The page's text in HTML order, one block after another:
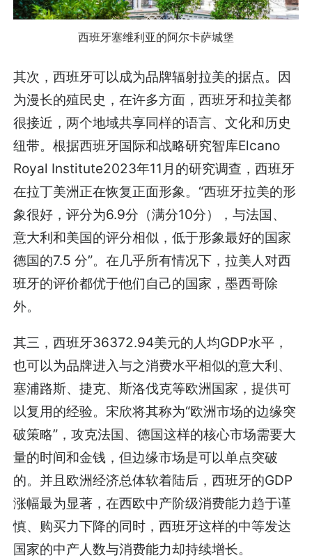
西班牙塞维利亚的阿尔卡萨城堡
其次，西班牙可以成为品牌辐射拉美的据点。因
为漫长的殖民史，在许多方面，西班牙和拉美都
很接近，两个地域共享同样的语言、文化和历史
纽带。根据西班牙国际和战略研究智库Elcano
Royal Institute2023年11月的研究调查，西班牙
在拉丁美洲正在恢复正面形象。“西班牙拉美的形
象很好，评分为6.9分（满分10分），与法国、
意大利和美国的评分相似，低于形象最好的国家
德国的7.5 分”。在几乎所有情况下，拉美人对西
班牙的评价都优于他们自己的国家，墨西哥除
外。
其三，西班牙36372.94美元的人均GDP水平，
也可以为品牌进入与之消费水平相似的意大利、
塞浦路斯、捷克、斯洛伐克等欧洲国家，提供可
以复用的经验。宋欣将其称为“欧洲市场的边缘突
破策略”，攻克法国、德国这样的核心市场需要大
量的时间和金钱，但边缘市场是可以单点突破
的。并且欧洲经济总体软着陆后，西班牙的GDP
涨幅最为显著，在西欧中产阶级消费能力趋于谨
慎、购买力下降的同时，西班牙这样的中等发达
国家的中产人数与消费能力却持续增长。